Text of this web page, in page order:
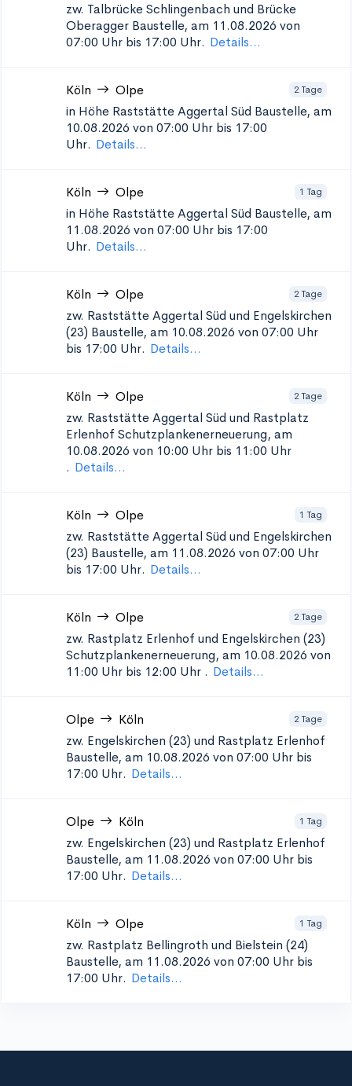
zw. Talbrücke Schlingenbach und Brücke
Oberagger Baustelle, am 11.08.2026 von
07:00 Uhr bis 17:00 Uhr. Details...
Köln Olpe 2 Tage
in Höhe Raststätte Aggertal Süd Baustelle, am
10.08.2026 von 07:00 Uhr bis 17:00
Uhr. Details...
Köln Olpe 1 Tag
in Höhe Raststätte Aggertal Süd Baustelle, am
11.08.2026 von 07:00 Uhr bis 17:00
Uhr. Details...
Köln Olpe 2 Tage
zw. Raststätte Aggertal Süd und Engelskirchen
(23) Baustelle, am 10.08.2026 von 07:00 Uhr
bis 17:00 Uhr. Details...
Köln Olpe 2 Tage
zw. Raststätte Aggertal Süd und Rastplatz
Erlenhof Schutzplankenerneuerung, am
10.08.2026 von 10:00 Uhr bis 11:00 Uhr
. Details...
Köln Olpe 1 Tag
zw. Raststätte Aggertal Süd und Engelskirchen
(23) Baustelle, am 11.08.2026 von 07:00 Uhr
bis 17:00 Uhr. Details...
Köln Olpe 2 Tage
zw. Rastplatz Erlenhof und Engelskirchen (23)
Schutzplankenerneuerung, am 10.08.2026 von
11:00 Uhr bis 12:00 Uhr . Details...
Olpe Köln 2 Tage
zw. Engelskirchen (23) und Rastplatz Erlenhof
Baustelle, am 10.08.2026 von 07:00 Uhr bis
17:00 Uhr. Details...
Olpe Köln 1 Tag
zw. Engelskirchen (23) und Rastplatz Erlenhof
Baustelle, am 11.08.2026 von 07:00 Uhr bis
17:00 Uhr. Details...
Köln Olpe 1 Tag
zw. Rastplatz Bellingroth und Bielstein (24)
Baustelle, am 11.08.2026 von 07:00 Uhr bis
17:00 Uhr. Details...